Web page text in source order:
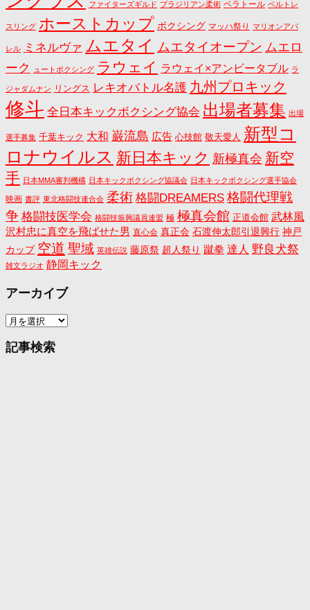
ファイターズギルド ブラジリアン柔術 ベラトール ベルトレ
スリング ホーストカップ ボクシング マッハ祭り マリオンアパ
レル ミネルヴァ ムエタイ ムエタイオープン ムエロ
ーク
ュートボクシング ラウェイ ラウェイ×アンビータブル ラ
ジャダムナン リングス レキオバトル名護 九州プロキック
修斗 全日本キックボクシング協会 出場者募集 出場
選手募集 千葉キック 大和 巌流島 広告 心技館 敬天愛人 新型コ
ロナウイルス 新日本キック 新極真会 新空
手 日本MMA審判機構 日本キックボクシング協議会 日本キックボクシング選手協会
映画 書評 東北格闘技連合会 柔術 格闘DREAMERS 格闘代理戦
争 格闘技医学会 格闘技振興議員連盟 極 極真会館 正道会館 武林風
沢村忠に真空を飛ばせた男 直心会 真正会 石渡伸太郎引退興行 神戸
カップ 空道 聖域 英雄伝説 藤原祭 超人祭り 蹴拳 達人 野良犬祭
雑文ラジオ 静岡キック
アーカイブ
ア
カ
記事検索